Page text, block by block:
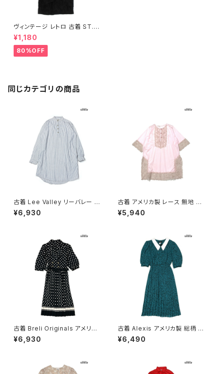
ヴィンテージ レトロ 古着 ST.GI
LLIAN 無地 スエード調 ロング
丈 長袖 ワンピース 黒 (otu221
2099)
¥1,180
80%OFF
同じカテゴリの商品
古着 Lee Valley リーバレー ス
トライプ柄 コットン100％ ロン
グ丈 長袖 ワンピース 青 (otu2
¥6,930
古着 アメリカ製 レース 無地 ナ
イロン ミニ丈 七分袖 ワンピー
ス ピンク (otu2602051)
¥5,940
古着 Breli Originals アメリカ
製 ドット柄 ロング丈 長袖 プリ
ーツ ワンピース 黒 (otu26030
¥6,930
古着 Alexis アメリカ製 総柄 ロ
ング丈 長袖 プリーツ ワンピー
ス 緑 (otu2603020)
¥6,490